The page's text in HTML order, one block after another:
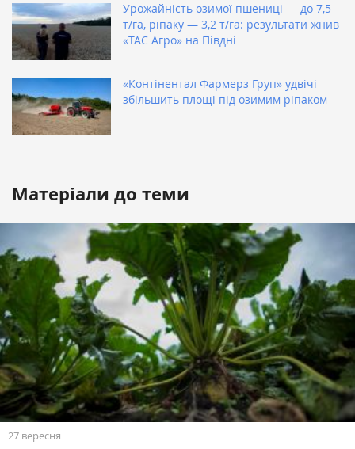
Урожайність озимої пшениці — до 7,5
т/га, ріпаку — 3,2 т/га: результати жнив
«ТАС Агро» на Півдні
«Контінентал Фармерз Груп» удвічі
збільшить площі під озимим ріпаком
Матеріали до теми
27 вересня